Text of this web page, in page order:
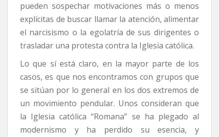
pueden sospechar motivaciones más o menos
explícitas de buscar llamar la atención, alimentar
el narcisismo o la egolatría de sus dirigentes o
trasladar una protesta contra la Iglesia católica.
Lo que sí está claro, en la mayor parte de los
casos, es que nos encontramos con grupos que
se sitúan por lo general en los dos extremos de
un movimiento pendular. Unos consideran que
la Iglesia católica “Romana” se ha plegado al
modernismo y ha perdido su esencia, y